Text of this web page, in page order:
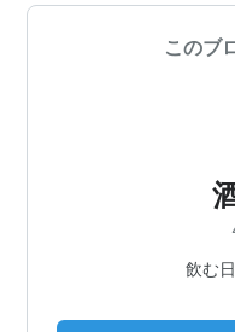
このブ
飲む